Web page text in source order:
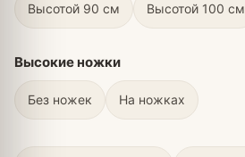
Высотой 90 см Высотой 100 см
Высокие ножки
Без ножек На ножках